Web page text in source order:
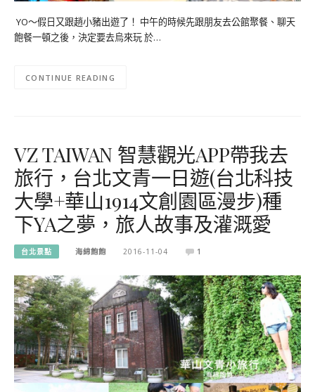
YO～假日又跟趙小豬出遊了！ 中午的時候先跟朋友去公館聚餐、聊天
飽餐一頓之後，決定要去烏來玩 於…
CONTINUE READING
VZ TAIWAN 智慧觀光APP帶我去
旅行，台北文青一日遊(台北科技
大學+華山1914文創園區漫步)種
下YA之夢，旅人故事及灌溉愛
台北景點 海綿飽飽 2016-11-04 1